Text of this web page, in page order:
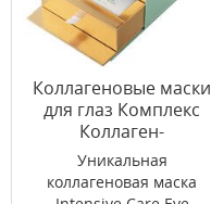
Коллагеновые маски
для глаз Комплекс
Коллаген-
Мукополисахариды 5
шт
Уникальная
коллагеновая маска